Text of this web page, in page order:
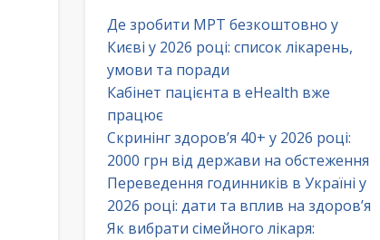
Де зробити МРТ безкоштовно у
Києві у 2026 році: список лікарень,
умови та поради
Кабінет пацієнта в eHealth вже
працює
Скринінг здоров’я 40+ у 2026 році:
2000 грн від держави на обстеження
Переведення годинників в Україні у
2026 році: дати та вплив на здоров’я
Як вибрати сімейного лікаря: